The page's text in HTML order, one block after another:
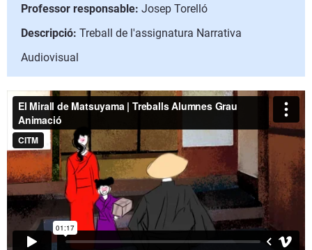
Professor responsable: Josep Torelló
Descripció: Treball de l'assignatura Narrativa
Audiovisual